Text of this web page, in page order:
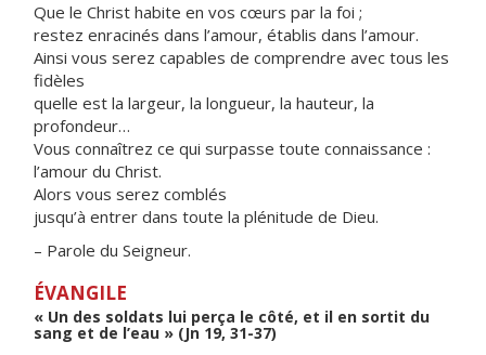
Que le Christ habite en vos cœurs par la foi ;
restez enracinés dans l’amour, établis dans l’amour.
Ainsi vous serez capables de comprendre avec tous les
fidèles
quelle est la largeur, la longueur, la hauteur, la
profondeur…
Vous connaîtrez ce qui surpasse toute connaissance :
l’amour du Christ.
Alors vous serez comblés
jusqu’à entrer dans toute la plénitude de Dieu.
– Parole du Seigneur.
ÉVANGILE
« Un des soldats lui perça le côté, et il en sortit du
sang et de l’eau » (Jn 19, 31-37)